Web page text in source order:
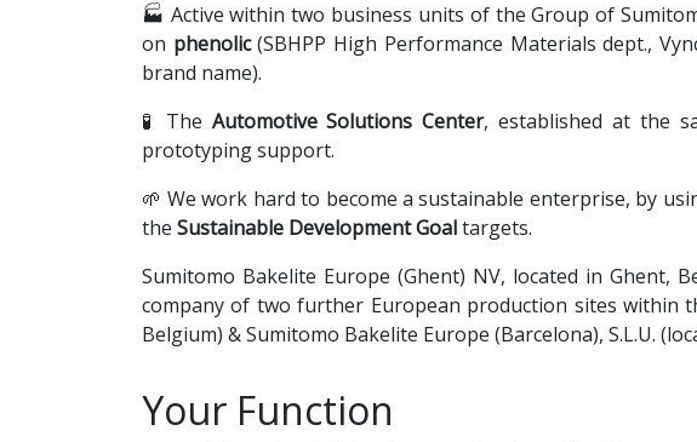
🏭 Active within two business units of the Group of
on phenolic(SBHPP High Performance Materials dept.,
brand name).
🧪 The Automotive Solutions Center, established at the
prototyping support.
🌱 We work hard to become a sustainable enterprise, by
the Sustainable Development Goaltargets.
Sumitomo Bakelite Europe (Ghent) NV, located in Ghent,
company of two further European production sites within
Belgium) & Sumitomo Bakelite Europe (Barcelona), S.L.U.
Your Function